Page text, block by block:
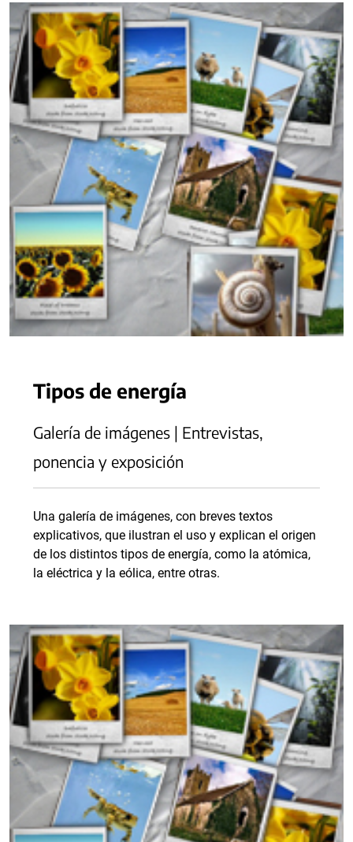
Tipos de energía
Galería de imágenes | Entrevistas,
ponencia y exposición
Una galería de imágenes, con breves textos
explicativos, que ilustran el uso y explican el origen
de los distintos tipos de energía, como la atómica,
la eléctrica y la eólica, entre otras.